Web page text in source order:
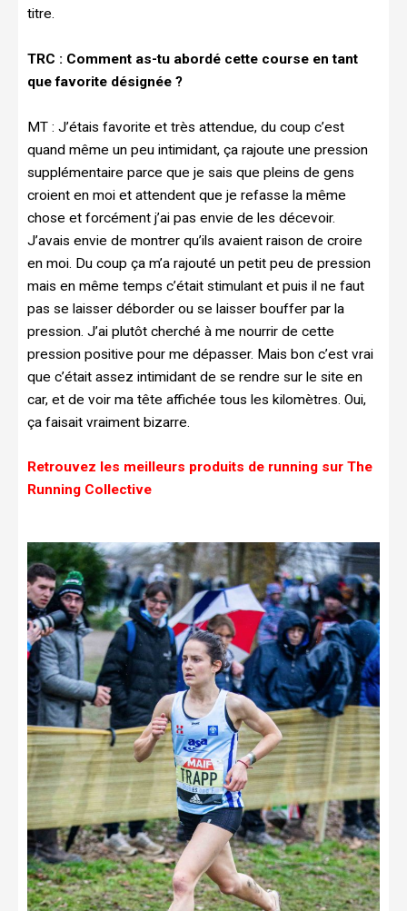
titre.
TRC : Comment as-tu abordé cette course en tant
que favorite désignée ?
MT : J’étais favorite et très attendue, du coup c’est
quand même un peu intimidant, ça rajoute une pression
supplémentaire parce que je sais que pleins de gens
croient en moi et attendent que je refasse la même
chose et forcément j’ai pas envie de les décevoir.
J’avais envie de montrer qu’ils avaient raison de croire
en moi. Du coup ça m’a rajouté un petit peu de pression
mais en même temps c’était stimulant et puis il ne faut
pas se laisser déborder ou se laisser bouffer par la
pression. J’ai plutôt cherché à me nourrir de cette
pression positive pour me dépasser. Mais bon c’est vrai
que c’était assez intimidant de se rendre sur le site en
car, et de voir ma tête affichée tous les kilomètres. Oui,
ça faisait vraiment bizarre.
Retrouvez les meilleurs produits de running sur The
Running Collective